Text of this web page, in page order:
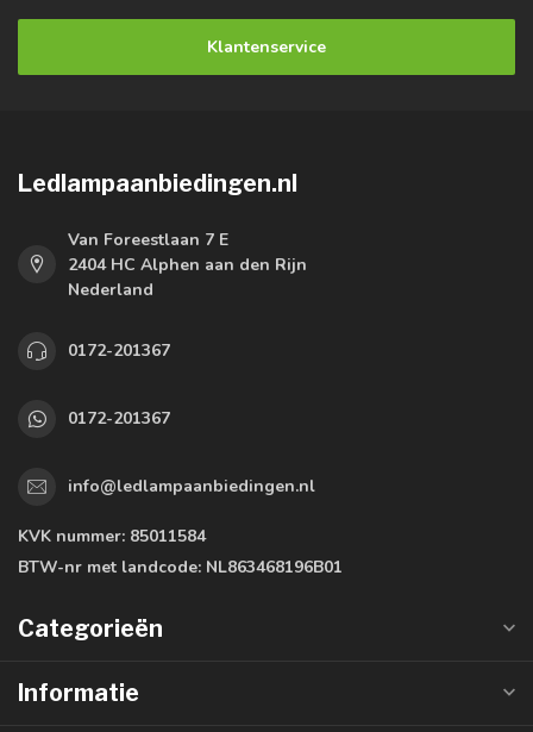
Klantenservice
Ledlampaanbiedingen.nl
Van Foreestlaan 7 E
2404 HC Alphen aan den Rijn
Nederland
0172-201367
0172-201367
info@ledlampaanbiedingen.nl
KVK nummer: 85011584
BTW-nr met landcode: NL863468196B01
Categorieën
Informatie